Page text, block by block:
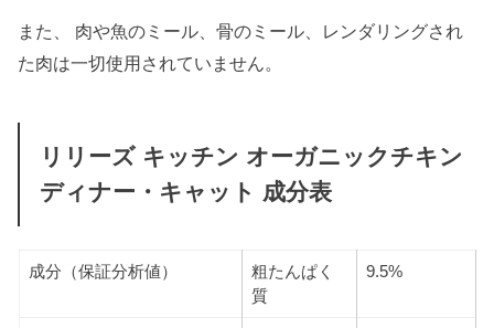
また、 肉や魚のミール、骨のミール、レンダリングされ
た肉は一切使用されていません。
リリーズ キッチン オーガニックチキン
ディナー・キャット 成分表
成分（保証分析値）
粗たんぱく
質
9.5%